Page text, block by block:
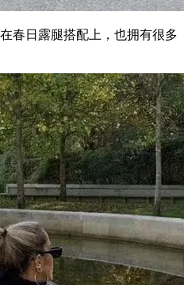
日露腿搭配上，也拥有很多